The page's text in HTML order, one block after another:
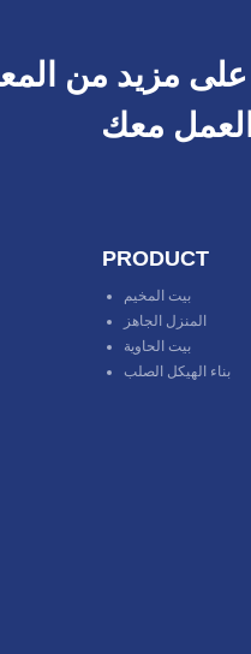
مزيد من
PRODUCT
بيت المخيم
المنزل الجاهز
بيت الحاوية
بناء الهيكل الصلب